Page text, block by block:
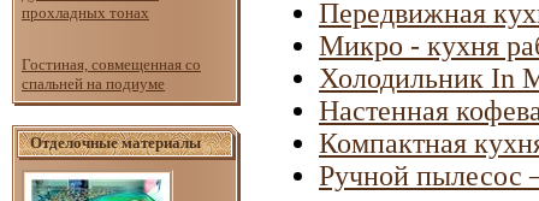
прохладных тонах
Гостиная, совмещенная со
спальней на подиуме
Отделочные материалы
Передвижная
Микро - кухня
Холодильник In
Настенная
Компактная
Ручной пылесос